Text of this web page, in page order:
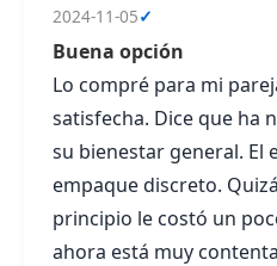
2024-11-05✓
Buena opción
Lo compré para mi
satisfecha. Dice que ha
su bienestar general. El
empaque discreto.
principio le costó un
ahora está muy